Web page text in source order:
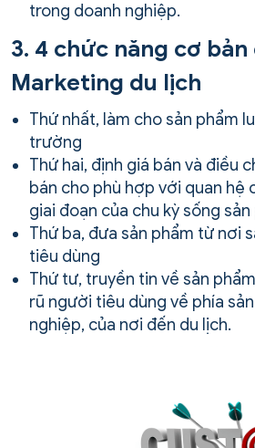
trong doanh nghiệp.
3. 4 chức năng cơ bản
Marketing du lịch
Thứ nhất, làm cho sản phẩm
trường
Thứ hai, định giá bán và điều
bán cho phù hợp với quan hệ
giai đoạn của chu kỳ sống sản
Thứ ba, đưa sản phẩm từ nơi
tiêu dùng
Thứ tư, truyền tin về sản
rũ người tiêu dùng về phía
nghiệp, của nơi đến du lịch.